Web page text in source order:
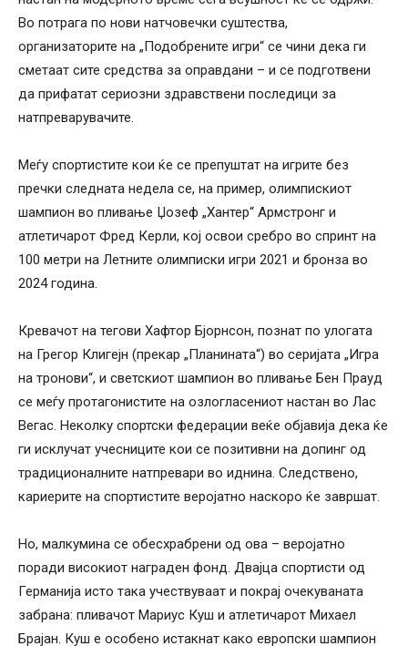
Во потрага по нови натчовечки суштества,
организаторите на „Подобрените игри“ се чини дека ги
сметаат сите средства за оправдани – и се подготвени
да прифатат сериозни здравствени последици за
натпреварувачите.
Меѓу спортистите кои ќе се препуштат на игрите без
пречки следната недела се, на пример, олимпискиот
шампион во пливање Џозеф „Хантер“ Армстронг и
атлетичарот Фред Керли, кој освои сребро во спринт на
100 метри на Летните олимписки игри 2021 и бронза во
2024 година.
Кревачот на тегови Хафтор Бјорнсон, познат по улогата
на Грегор Клигејн (прекар „Планината“) во серијата „Игра
на тронови“, и светскиот шампион во пливање Бен Прауд
се меѓу протагонистите на озлогласениот настан во Лас
Вегас. Неколку спортски федерации веќе објавија дека ќе
ги исклучат учесниците кои се позитивни на допинг од
традиционалните натпревари во иднина. Следствено,
кариерите на спортистите веројатно наскоро ќе завршат.
Но, малкумина се обесхрабрени од ова – веројатно
поради високиот награден фонд. Двајца спортисти од
Германија исто така учествуваат и покрај очекуваната
забрана: пливачот Мариус Куш и атлетичарот Михаел
Брајан. Куш е особено истакнат како европски шампион